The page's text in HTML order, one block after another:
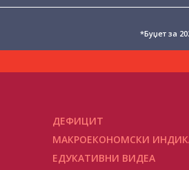
215,192,000 ден. 0.054%
*Буџет за
ДЕФИЦИТ
МАКРОЕКОНОМСКИ
ЕДУКАТИВНИ ВИДЕА